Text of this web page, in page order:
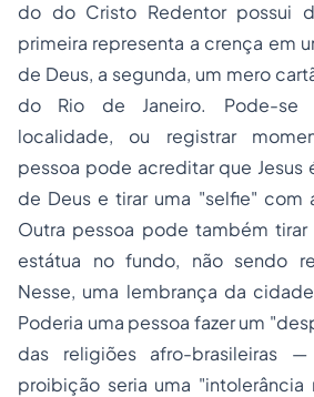
do do Cristo Redentor possui
primeira representa a crença em
de Deus, a segunda, um mero
do Rio de Janeiro. Pode-se
localidade, ou registrar
pessoa pode acreditar que Jesus
de Deus e tirar uma "selfie" com
Outra pessoa pode também
estátua no fundo, não sendo
Nesse, uma lembrança da
Poderia uma pessoa fazer um
das religiões afro-brasileiras
proibição seria uma